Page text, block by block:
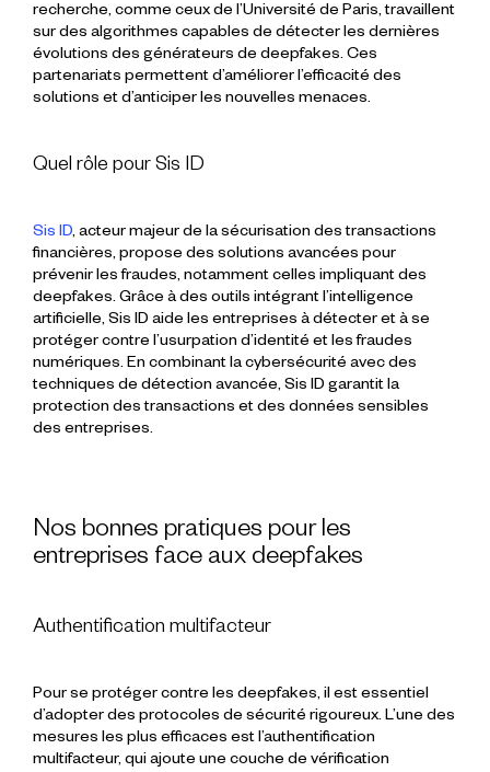
recherche, comme ceux de l’Université de Paris, travaillent
sur des algorithmes capables de détecter les dernières
évolutions des générateurs de deepfakes. Ces
partenariats permettent d’améliorer l’efficacité des
solutions et d’anticiper les nouvelles menaces.
Quel rôle pour Sis ID
Sis ID, acteur majeur de la sécurisation des transactions
financières, propose des solutions avancées pour
prévenir les fraudes, notamment celles impliquant des
deepfakes. Grâce à des outils intégrant l’intelligence
artificielle, Sis ID aide les entreprises à détecter et à se
protéger contre l’usurpation d’identité et les fraudes
numériques. En combinant la cybersécurité avec des
techniques de détection avancée, Sis ID garantit la
protection des transactions et des données sensibles
des entreprises.
Nos bonnes pratiques pour les
entreprises face aux deepfakes
Authentification multifacteur
Pour se protéger contre les deepfakes, il est essentiel
d’adopter des protocoles de sécurité rigoureux. L’une des
mesures les plus efficaces est l’authentification
multifacteur, qui ajoute une couche de vérification